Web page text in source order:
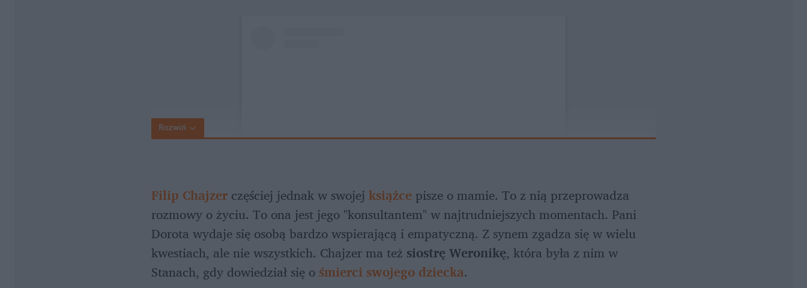
Rozwiń
Filip Chajzer częściej jednak w swojej książce pisze o mamie. To z nią przeprowadza
rozmowy o życiu. To ona jest jego "konsultantem" w najtrudniejszych momentach. Pani
Dorota wydaje się osobą bardzo wspierającą i empatyczną. Z synem zgadza się w wielu
kwestiach, ale nie wszystkich. Chajzer ma też siostrę Weronikę, która była z nim w
Stanach, gdy dowiedział się o śmierci swojego dziecka.